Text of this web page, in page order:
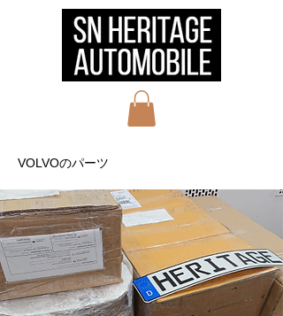
VOLVOのパーツ